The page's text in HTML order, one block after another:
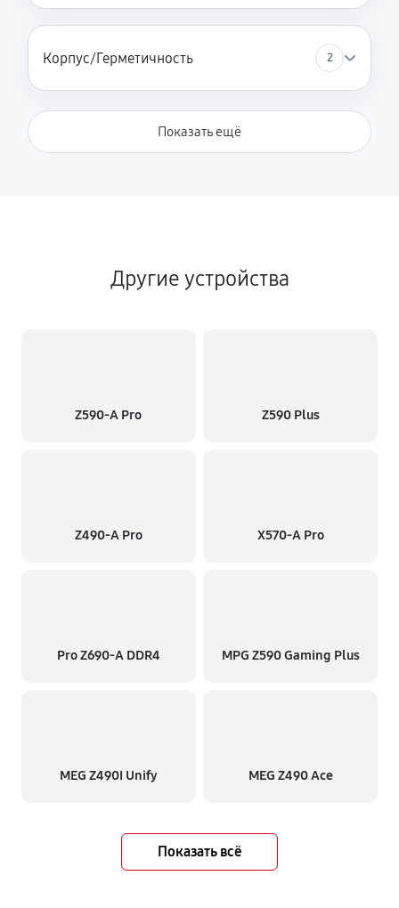
Корпус/Герметичность 2
Показать ещё
Другие устройства
Z590-A Pro Z590 Plus
Z490-A Pro X570-A Pro
Pro Z690-A DDR4 MPG Z590 Gaming Plus
MEG Z490I Unify MEG Z490 Ace
Показать всё